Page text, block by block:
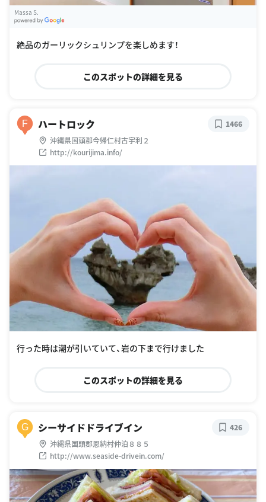
Massa S.
絶品のガーリックシュリンプを楽しめます！
このスポットの詳細を見る
F ハートロック
沖縄県国頭郡今帰仁村古宇利２
http://kourijima.info/
1466
行った時は潮が引いていて、岩の下まで行けました
このスポットの詳細を見る
G シーサイドドライブイン
沖縄県国頭郡恩納村仲泊８８５
http://www.seaside-drivein.com/
426